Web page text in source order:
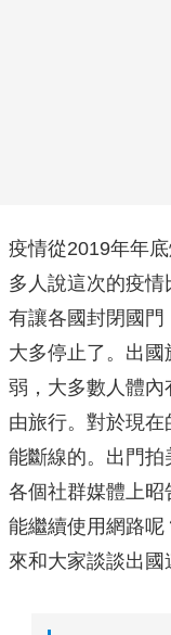
疫情從2019年年
多人說這次的疫
有讓各國封閉國
大多停止了。出
弱，大多數人體內
由旅行。對於現
能斷線的。出門
各個社群媒體上
能繼續使用網路
來和大家談談出國